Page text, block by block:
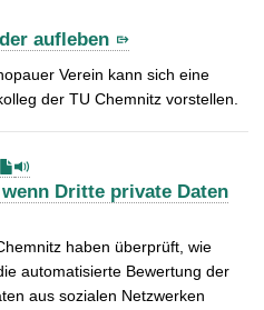
aufleben
Verein kann sich eine
der TU Chemnitz vorstellen.
Dritte private Daten
haben überprüft, wie
automatisierte Bewertung der
aus sozialen Netzwerken